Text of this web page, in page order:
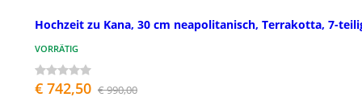
Hochzeit zu Kana, 30 cm neapolitanisch, Terrakotta, 7-
VORRÄTIG
€ 742,50 € 990,00